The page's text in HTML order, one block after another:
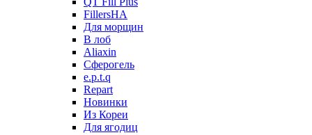
FillersHA
Для морщин
В лоб
Aliaxin
Сферогель
e.p.t.q
Repart
Новинки
Из Кореи
Для ягодиц